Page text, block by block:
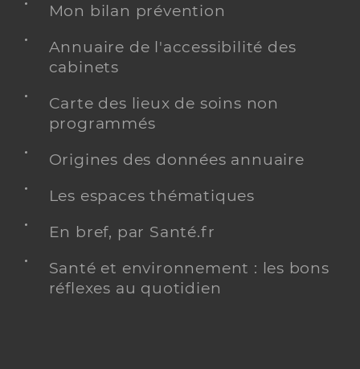
Mon bilan prévention
Annuaire de l'accessibilité des
cabinets
Carte des lieux de soins non
programmés
Origines des données annuaire
Les espaces thématiques
En bref, par Santé.fr
Santé et environnement : les bons
réflexes au quotidien